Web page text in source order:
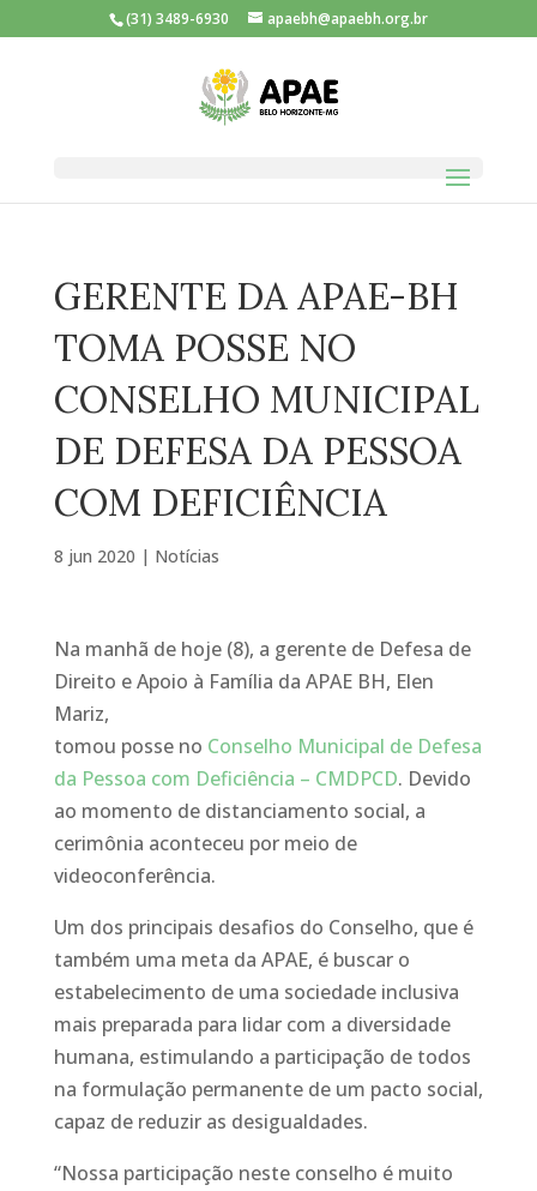
(31) 3489-6930 apaebh@apaebh.org.br
GERENTE DA APAE-BH
TOMA POSSE NO
CONSELHO MUNICIPAL
DE DEFESA DA PESSOA
COM DEFICIÊNCIA
8 jun 2020 | Notícias
Na manhã de hoje (8), a gerente de Defesa de
Direito e Apoio à Família da APAE BH, Elen
Mariz,
tomou posse no Conselho Municipal de Defesa
da Pessoa com Deficiência – CMDPCD. Devido
ao momento de distanciamento social, a
cerimônia aconteceu por meio de
videoconferência.
Um dos principais desafios do Conselho, que é
também uma meta da APAE, é buscar o
estabelecimento de uma sociedade inclusiva
mais preparada para lidar com a diversidade
humana, estimulando a participação de todos
na formulação permanente de um pacto social,
capaz de reduzir as desigualdades.
“Nossa participação neste conselho é muito